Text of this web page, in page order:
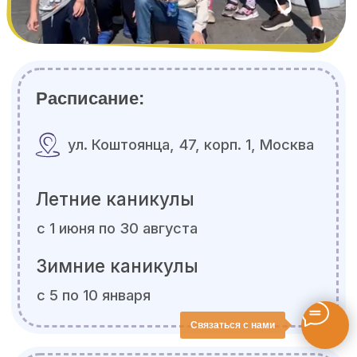
Связаться с нами
Нейрофитнес для
детей 5–8 лет
Подробнее